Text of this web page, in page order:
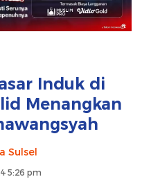
Induk di
Menangkan
Sulsel
5:26 pm